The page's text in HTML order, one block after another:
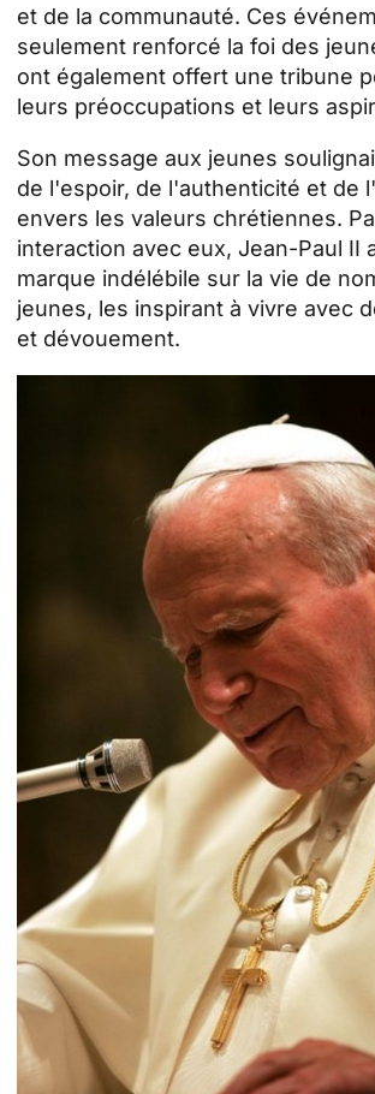
et de la communauté. Ces
seulement renforcé la foi des
ont également offert une tribune
leurs préoccupations et leurs
Son message aux jeunes
de l'espoir, de l'authenticité et de
envers les valeurs chrétiennes.
interaction avec eux, Jean-Paul II
marque indélébile sur la vie de
jeunes, les inspirant à vivre avec
et dévouement.